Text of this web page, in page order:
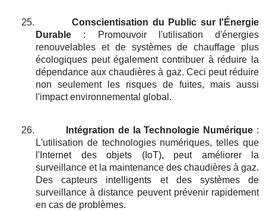
25.
Conscientisation du Public sur l'Énergie
Durable : Promouvoir l'utilisation d'énergies
renouvelables et de systèmes de chauffage plus
écologiques peut également contribuer à réduire la
dépendance aux chaudières à gaz. Ceci peut réduire
non seulement les risques de fuites, mais aussi
l'impact environnemental global.
26. Intégration de la Technologie Numérique :
L'utilisation de technologies numériques, telles que
l'Internet des objets (IoT), peut améliorer la
surveillance et la maintenance des chaudières à gaz.
Des capteurs intelligents et des systèmes de
surveillance à distance peuvent prévenir rapidement
en cas de problèmes.